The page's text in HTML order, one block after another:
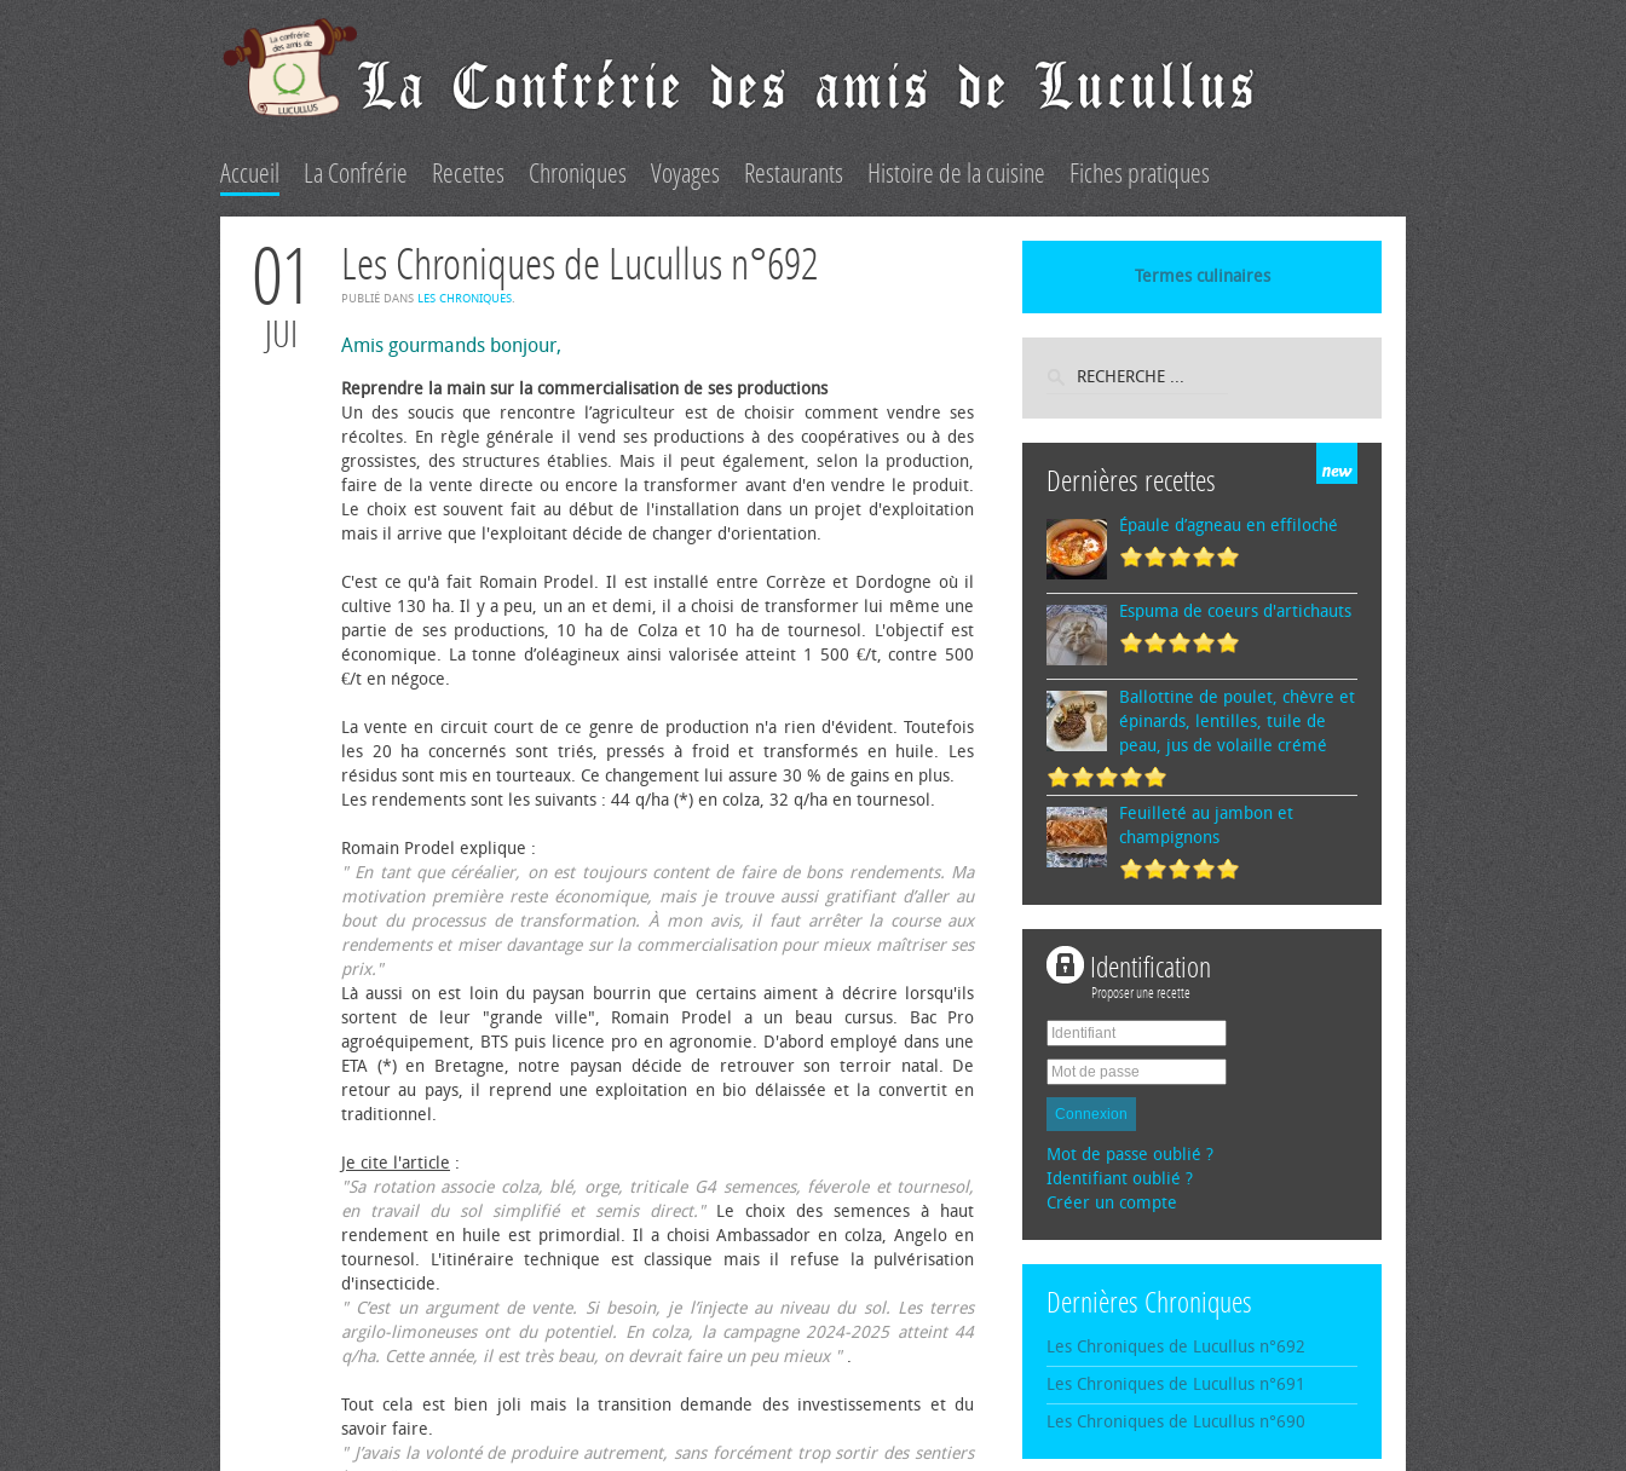
Accueil La Confrérie Recettes Chroniques Voyages Restaurants Histoire de la cuisine Fiches pratiques
01
JUI
Les Chroniques de Lucullus n°692
PUBLIÉ DANS LES CHRONIQUES.
Amis gourmands bonjour,
Reprendre la main sur la commercialisation de ses productions
Un des soucis que rencontre l’agriculteur est de choisir comment vendre ses
récoltes. En règle générale il vend ses productions à des coopératives ou à des
grossistes, des structures établies. Mais il peut également, selon la production,
faire de la vente directe ou encore la transformer avant d'en vendre le produit.
Le choix est souvent fait au début de l'installation dans un projet d'exploitation
mais il arrive que l'exploitant décide de changer d'orientation.
C'est ce qu'à fait Romain Prodel. Il est installé entre Corrèze et Dordogne où il
cultive 130 ha. Il y a peu, un an et demi, il a choisi de transformer lui même une
partie de ses productions, 10 ha de Colza et 10 ha de tournesol. L'objectif est
économique. La tonne d’oléagineux ainsi valorisée atteint 1 500 €/t, contre 500
€/t en négoce.
La vente en circuit court de ce genre de production n'a rien d'évident. Toutefois
les 20 ha concernés sont triés, pressés à froid et transformés en huile. Les
résidus sont mis en tourteaux. Ce changement lui assure 30 % de gains en plus.
Les rendements sont les suivants : 44 q/ha (*) en colza, 32 q/ha en tournesol.
Romain Prodel explique :
" En tant que céréalier, on est toujours content de faire de bons rendements. Ma
motivation première reste économique, mais je trouve aussi gratifiant d’aller au
bout du processus de transformation. À mon avis, il faut arrêter la course aux
rendements et miser davantage sur la commercialisation pour mieux maîtriser ses
prix."
Là aussi on est loin du paysan bourrin que certains aiment à décrire lorsqu'ils
sortent de leur "grande ville", Romain Prodel a un beau cursus. Bac Pro
agroéquipement, BTS puis licence pro en agronomie. D'abord employé dans une
ETA (*) en Bretagne, notre paysan décide de retrouver son terroir natal. De
retour au pays, il reprend une exploitation en bio délaissée et la convertit en
traditionnel.
Je cite l'article :
"Sa rotation associe colza, blé, orge, triticale G4 semences, féverole et tournesol,
en travail du sol simplifié et semis direct."Le choix des semences à haut
rendement en huile est primordial. Il a choisi Ambassador en colza, Angelo en
tournesol. L'itinéraire technique est classique mais il refuse la pulvérisation
d'insecticide.
" C’est un argument de vente. Si besoin, je l’injecte au niveau du sol. Les terres
argilo-limoneuses ont du potentiel. En colza, la campagne 2024-2025 atteint 44
q/ha. Cette année, il est très beau, on devrait faire un peu mieux ".
Tout cela est bien joli mais la transition demande des investissements et du
savoir faire.
" J’avais la volonté de produire autrement, sans forcément trop sortir des sentiers
Termes culinaires
Dernières recettes
Épaule d’agneau en effiloché
Espuma de cœurs d'artichauts
Ballottine de poulet, chèvre et
épinards, lentilles, tuile de
peau, jus de volaille crémé
Feuilleté au jambon et
champignons
Identification
Proposer une recette
Connexion
Mot de passe oublié ?
Identifiant oublié ?
Créer un compte
Dernières Chroniques
Les Chroniques de Lucullus n°692
Les Chroniques de Lucullus n°691
Les Chroniques de Lucullus n°690